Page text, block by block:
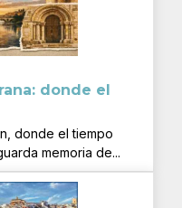
donde el
donde el tiempo
memoria de...